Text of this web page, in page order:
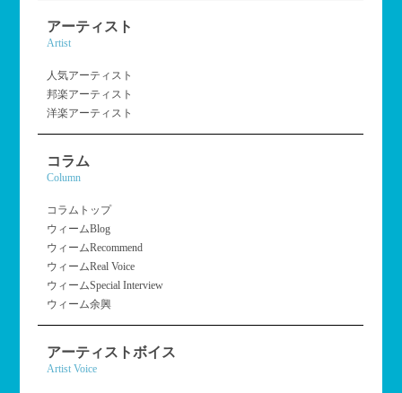
アーティスト
Artist
人気アーティスト
邦楽アーティスト
洋楽アーティスト
コラム
Column
コラムトップ
ウィームBlog
ウィームRecommend
ウィームReal Voice
ウィームSpecial Interview
ウィーム余興
アーティストボイス
Artist Voice